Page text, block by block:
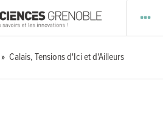
Calais, Tensions d'Ici et d'Ailleurs